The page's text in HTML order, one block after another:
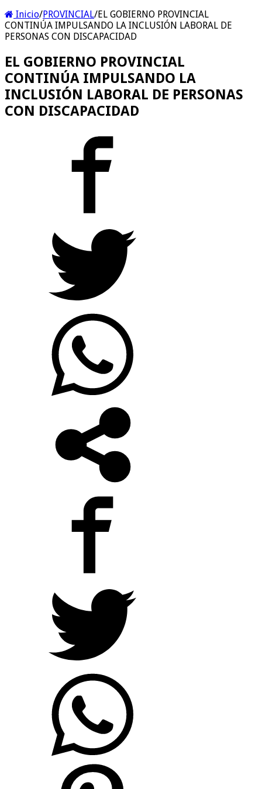
Inicio/PROVINCIAL/EL GOBIERNO PROVINCIAL
CONTINÚA IMPULSANDO LA INCLUSIÓN LABORAL DE
PERSONAS CON DISCAPACIDAD
EL GOBIERNO PROVINCIAL
CONTINÚA IMPULSANDO LA
INCLUSIÓN LABORAL DE PERSONAS
CON DISCAPACIDAD